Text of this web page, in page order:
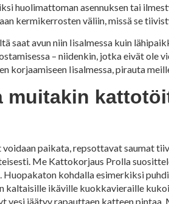
huolimattoman asennuksen tai
kermikerrosten väliin, missä se
saat avun niin Iisalmessa kuin
– niidenkin, jotka eivät ole
korjaamiseen Iisalmessa, pirauta
paikata, repsottavat saumat
Me Kattokorjaus Prolla
kohdalla esimerkiksi
ikäville kuokkavieraille
vesi jäätyy rapauttaen katteen